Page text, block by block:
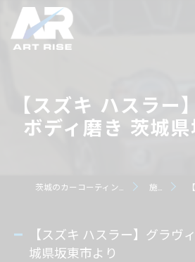
【スズキ ハスラー
ボディ磨き 茨城
施工事例
【スズキ ハスラー】グラヴ
城県坂東市より